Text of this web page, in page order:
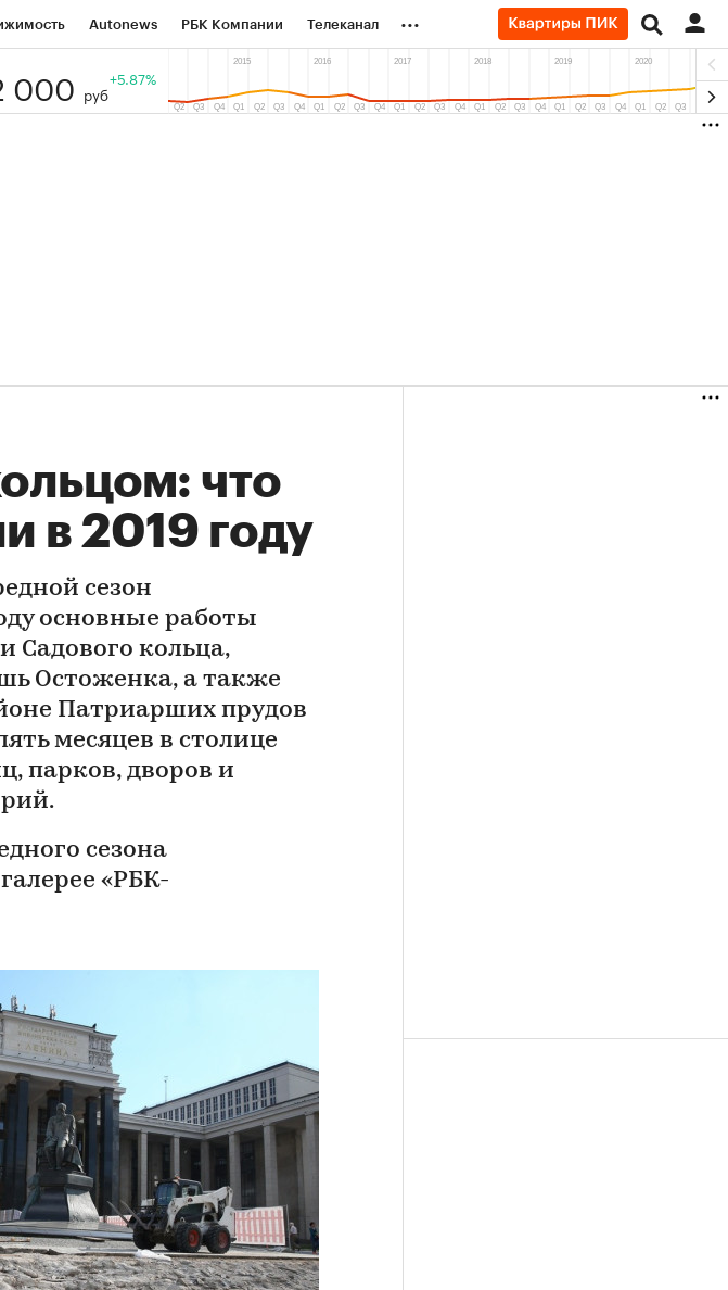
Autonews РБК Компании Телеканал
Тренды
...
000 руб
+5.87%
что
в 2019 году
сезон
основные работы
Садового кольца,
Остоженка, а также
Патриарших прудов
месяцев в столице
парков, дворов и
сезона
«РБК-